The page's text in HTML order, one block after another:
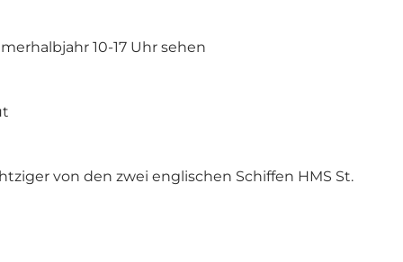
10-17 Uhr sehen
von den zwei englischen Schiffen HMS St.